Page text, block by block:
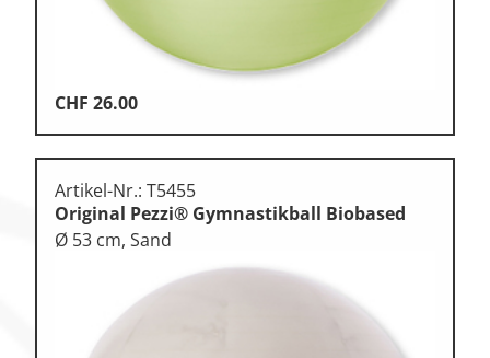
CHF 26.00
Artikel-Nr.: T5455
Original Pezzi® Gymnastikball Biobased
Ø 53 cm, Sand